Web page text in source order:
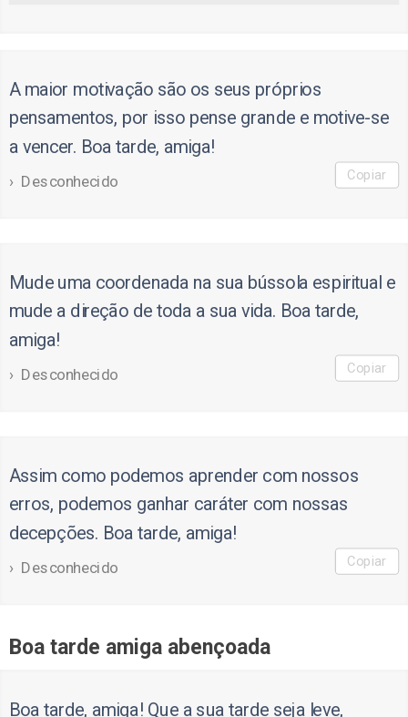
A maior motivação são os seus próprios
pensamentos, por isso pense grande e motive-se
a vencer. Boa tarde, amiga!
Desconhecido Copiar
Mude uma coordenada na sua bússola espiritual e
mude a direção de toda a sua vida. Boa tarde,
amiga!
Desconhecido Copiar
Assim como podemos aprender com nossos
erros, podemos ganhar caráter com nossas
decepções. Boa tarde, amiga!
Desconhecido Copiar
Boa tarde amiga abençoada
Boa tarde, amiga! Que a sua tarde seja leve,